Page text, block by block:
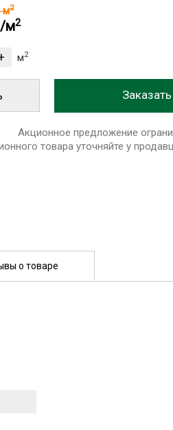
м2
м2
м2
Акционное предложение
товара уточняйте у
о товаре